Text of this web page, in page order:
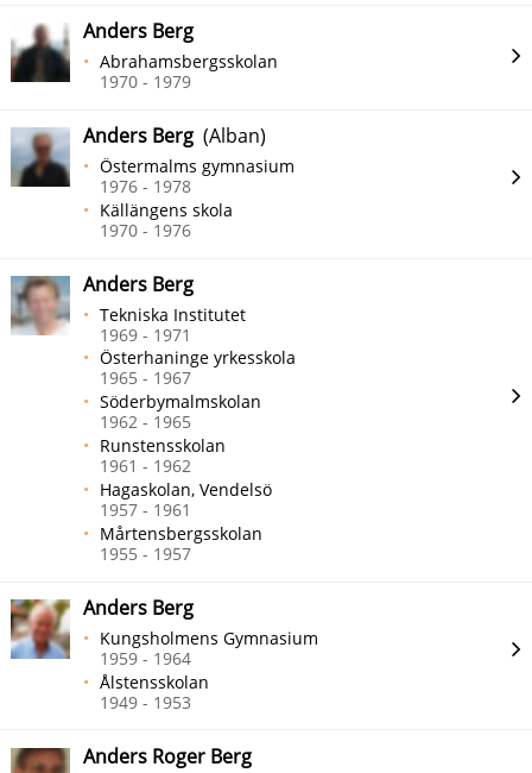
Anders Berg
Abrahamsbergsskolan
1970 - 1979
Anders Berg (Alban)
Östermalms gymnasium
1976 - 1978
Källängens skola
1970 - 1976
Anders Berg
Tekniska Institutet
1969 - 1971
Österhaninge yrkesskola
1965 - 1967
Söderbymalmskolan
1962 - 1965
Runstensskolan
1961 - 1962
Hagaskolan, Vendelsö
1957 - 1961
Mårtensbergsskolan
1955 - 1957
Anders Berg
Kungsholmens Gymnasium
1959 - 1964
Ålstensskolan
1949 - 1953
Anders Roger Berg